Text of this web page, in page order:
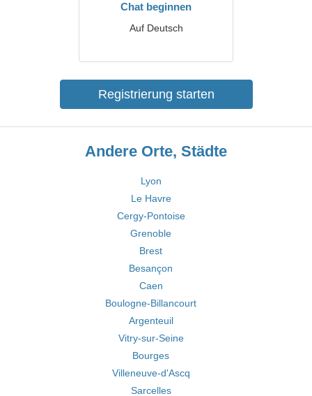
Chat beginnen
Auf Deutsch
Registrierung starten
Andere Orte, Städte
Lyon
Le Havre
Cergy-Pontoise
Grenoble
Brest
Besançon
Caen
Boulogne-Billancourt
Argenteuil
Vitry-sur-Seine
Bourges
Villeneuve-d'Ascq
Sarcelles